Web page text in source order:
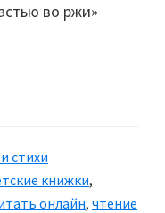
во ржи»
стихи
книжки,
онлайн, чтение